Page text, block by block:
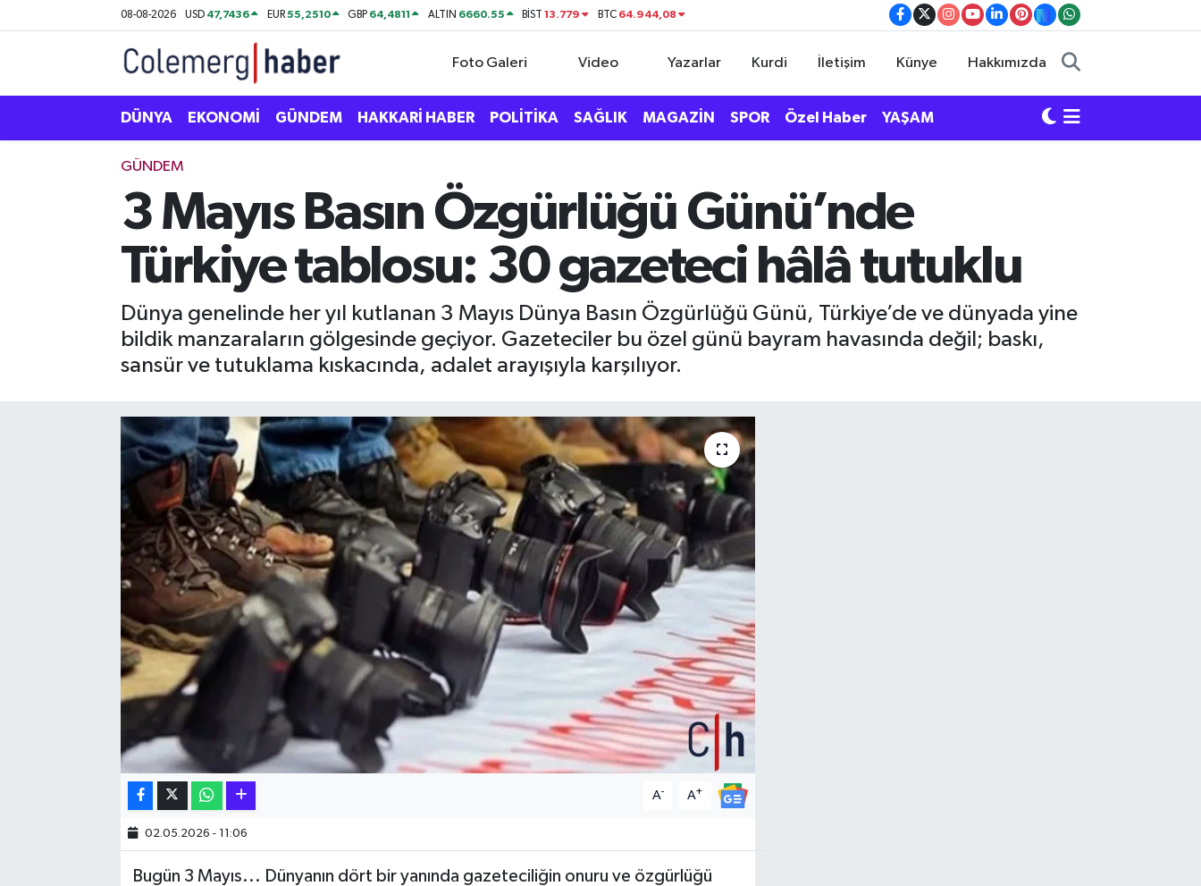
08-08-2026 USD 47,7436 EUR55,2510 GBP 64,4811 ALTIN 6660.55 BİST13.779 BTC 64.944,08
Foto Galeri Video Yazarlar Kurdi İletişim Künye Hakkımızda
DÜNYA EKONOMİ GÜNDEM HAKKARİ HABER POLİTİKA SAĞLIK MAGAZİN SPOR Özel Haber YAŞAM
GÜNDEM
3 Mayıs Basın Özgürlüğü Günü’nde
Türkiye tablosu: 30 gazeteci hâlâ tutuklu
Dünya genelinde her yıl kutlanan 3 Mayıs Dünya Basın Özgürlüğü Günü, Türkiye’de ve dünyada yine
bildik manzaraların gölgesinde geçiyor. Gazeteciler bu özel günü bayram havasında değil; baskı,
sansür ve tutuklama kıskacında, adalet arayışıyla karşılıyor.
A- A+
02.05.2026 - 11:06
Bugün 3 Mayıs... Dünyanın dört bir yanında gazeteciliğin onuru ve özgürlüğü
Hakkari Haber
İLGİNÇ HABERLER
KÜLTÜR SANAT
MAGAZİN
Hakkâri Nöbetçi Eczaneler
Hakkâri Hava Durumu
Hakkari Namaz Vakitleri
Hakkâri Trafik Yoğunluk Haritası
Süper Lig Puan Durumu ve Fikstür
Son Dakika Haberleri